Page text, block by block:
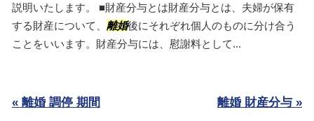
説明いたします。 ■財産分与とは財産分与とは、夫婦が保有
する財産について、 離婚後にそれぞれ個人のものに分け合う
ことをいいます。財産分与には、慰謝料として...
« 離婚 調停 期間 離婚 財産分与 »